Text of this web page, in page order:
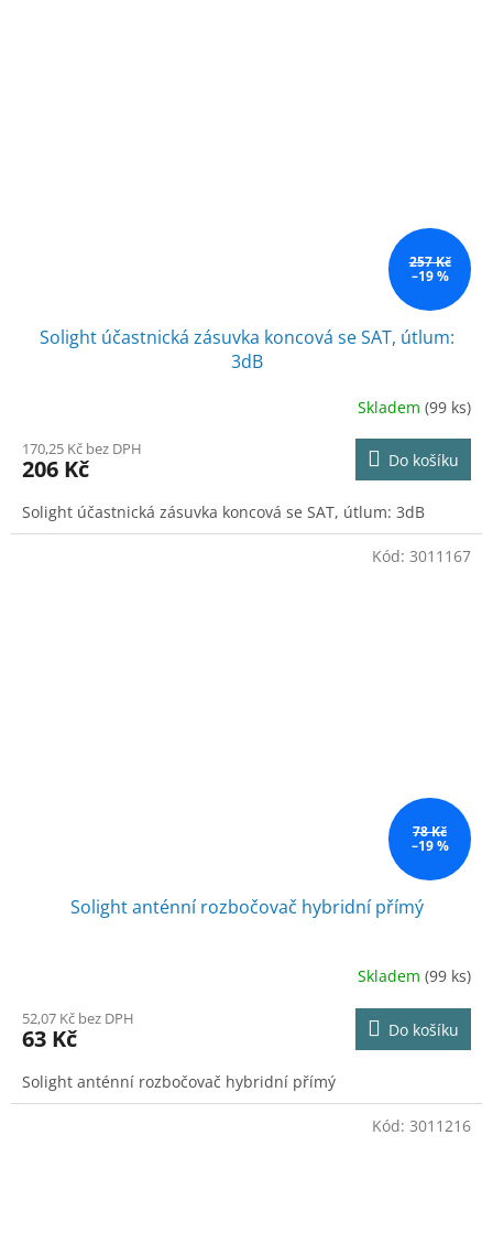
257 Kč
–19 %
Solight účastnická zásuvka koncová se SAT, útlum:
3dB
Skladem (99 ks)
170,25 Kč bez DPH
206 Kč Do košíku
Solight účastnická zásuvka koncová se SAT, útlum: 3dB
78 Kč
–19 %
Solight anténní rozbočovač hybridní přímý
Skladem (99 ks)
52,07 Kč bez DPH
63 Kč Do košíku
Solight anténní rozbočovač hybridní přímý
Kód: 3011167
Kód: 3011216